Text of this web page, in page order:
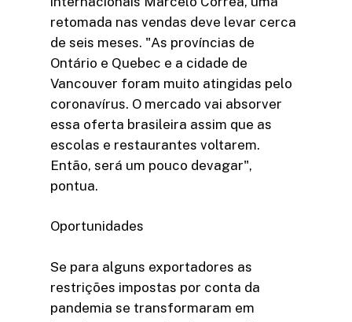
retomada nas vendas deve levar cerca
de seis meses. "As províncias de
Ontário e Quebec e a cidade de
Vancouver foram muito atingidas pelo
coronavírus. O mercado vai absorver
essa oferta brasileira assim que as
escolas e restaurantes voltarem.
Então, será um pouco devagar",
pontua.
Oportunidades
Se para alguns exportadores as
restrições impostas por conta da
pandemia se transformaram em